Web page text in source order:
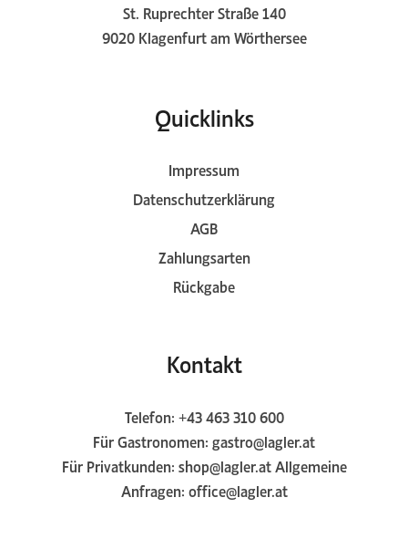
St. Ruprechter Straße 140
9020 Klagenfurt am Wörthersee
Quicklinks
Impressum
Datenschutzerklärung
AGB
Zahlungsarten
Rückgabe
Kontakt
Telefon: +43 463 310 600
Für Gastronomen: gastro@lagler.at
Für Privatkunden: shop@lagler.atAllgemeine
Anfragen: office@lagler.at